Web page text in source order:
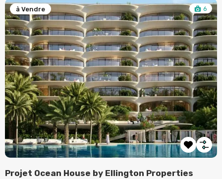
à Vendre 6
Projet Ocean House by Ellington Properties